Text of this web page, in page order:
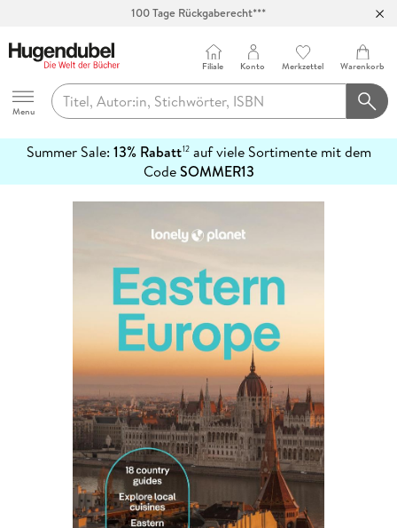
100 Tage Rückgaberecht***
Hugendubel
Menu
Filiale Konto Merkzettel Warenkorb
Summer Sale: 13% Rabatt12auf viele Sortimente mit dem
CodeSOMMER13
erfahren